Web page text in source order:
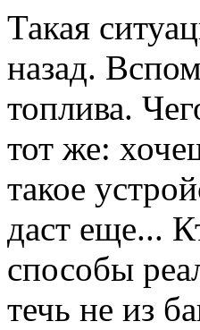
Такая
назад.
топлива.
тот же:
такое
даст еще...
способы
течь не из